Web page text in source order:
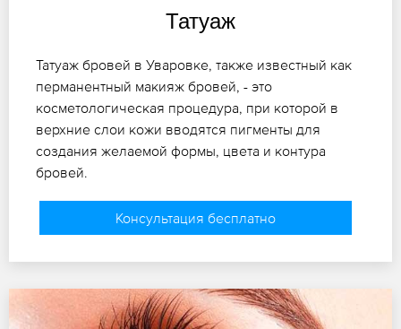
Татуаж
Татуаж бровей в Уваровке, также известный как
перманентный макияж бровей, - это
косметологическая процедура, при которой в
верхние слои кожи вводятся пигменты для
создания желаемой формы, цвета и контура
бровей.
Консультация бесплатно